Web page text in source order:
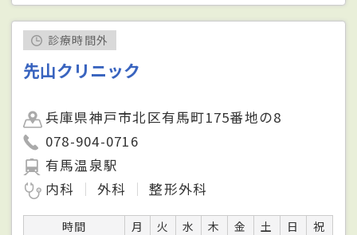
診療時間外
先山クリニック
兵庫県神戸市北区有馬町175番地の8
078-904-0716
有馬温泉駅
内科
外科 整形外科
時間 月 火 水 木 金 土 日
祝